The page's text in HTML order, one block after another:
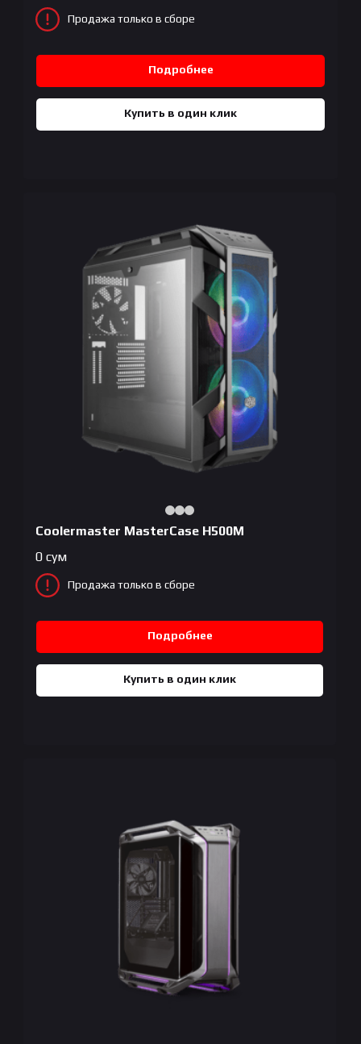
Продажа только в сборе
Подробнее
Купить в один клик
Coolermaster MasterCase H500M
0 сум
Продажа только в сборе
Подробнее
Купить в один клик